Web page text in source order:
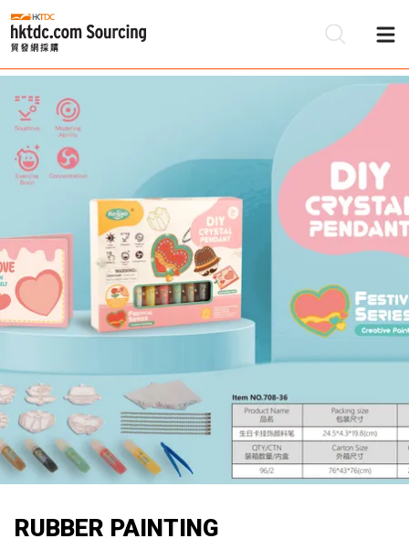
RUBBER PAINTING